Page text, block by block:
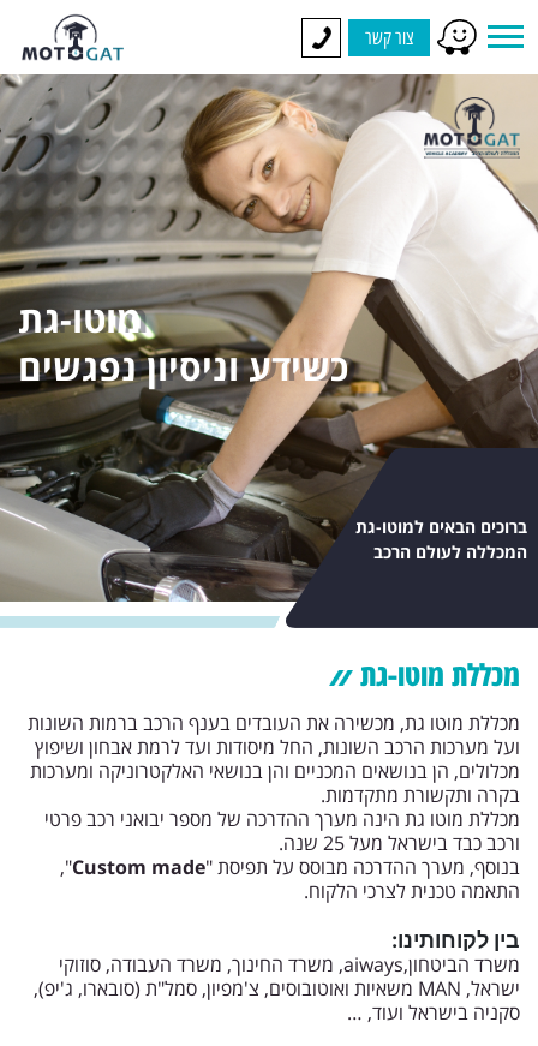
צור קשר
מוטו-גת
כשידע וניסיון נפגשים
ברוכים הבאים למוטו-גת
המכללה לעולם הרכב
מכללת מוטו-גת
מכללת מוטו גת, מכשירה את העובדים בענף הרכב ברמות השונות
ועל מערכות הרכב השונות, החל מיסודות ועד לרמת אבחון ושיפוץ
מכלולים, הן בנושאים המכניים והן בנושאי האלקטרוניקה ומערכות
בקרה ותקשורת מתקדמות.
מכללת מוטו גת הינה מערך ההדרכה של מספר יבואני רכב פרטי
ורכב כבד בישראל מעל 25 שנה.
בנוסף, מערך ההדרכה מבוסס על תפיסת "Custom made
",
התאמה טכנית לצרכי הלקוח.
בין לקוחותינו:
משרד הביטחון,aiways, משרד החינוך, משרד העבודה, סוזוקי
ישראל, MAN משאיות ואוטובוסים, צ'מפיון, סמל"ת (סובארו, ג'יפ),
סקניה בישראל ועוד, …